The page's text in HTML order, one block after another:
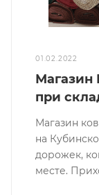
01.02.2022
Магазин
при
Магазин
на
дорожек,
месте.